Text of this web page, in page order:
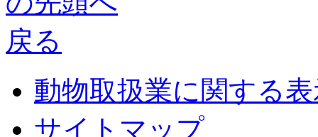
動物取扱業に関する
サイトマップ